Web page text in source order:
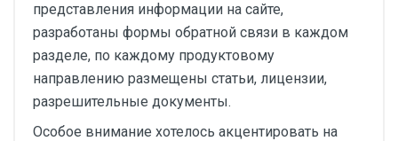
представления информации на сайте,
разработаны формы обратной связи в каждом
разделе, по каждому продуктовому
направлению размещены статьи, лицензии,
разрешительные документы.
Особое внимание хотелось акцентировать на